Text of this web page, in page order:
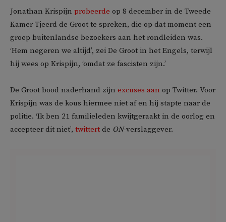
Jonathan Krispijn probeerde op 8 december in de Tweede
Kamer Tjeerd de Groot te spreken, die op dat moment een
groep buitenlandse bezoekers aan het rondleiden was.
‘Hem negeren we altijd’, zei De Groot in het Engels, terwijl
hij wees op Krispijn, ‘omdat ze fascisten zijn.’
De Groot bood naderhand zijn excuses aan op Twitter. Voor
Krispijn was de kous hiermee niet af en hij stapte naar de
politie. ‘Ik ben 21 familieleden kwijtgeraakt in de oorlog en
accepteer dit niet’, twittert de ON-verslaggever.